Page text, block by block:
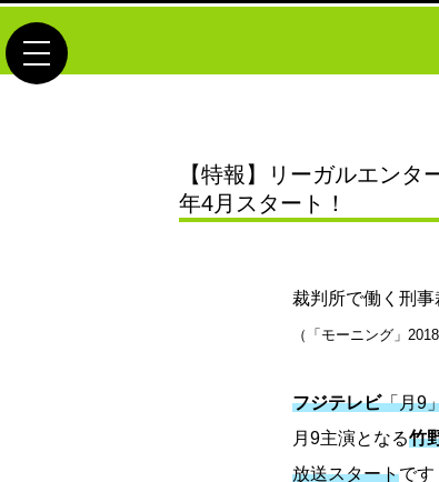
toggle navigation
【特報】リーガルエン
年4月スタート！
裁判所で働く刑
（「モーニング」
フジテレビ「月9
月9主演となる竹
放送スタートです